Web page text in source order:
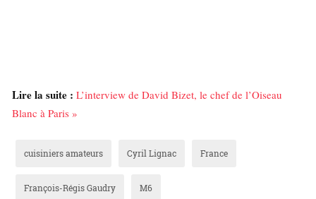
Lire la suite : L’interview de David Bizet, le chef de l’Oiseau
Blanc à Paris »
cuisiniers amateurs Cyril Lignac France
François-Régis Gaudry M6